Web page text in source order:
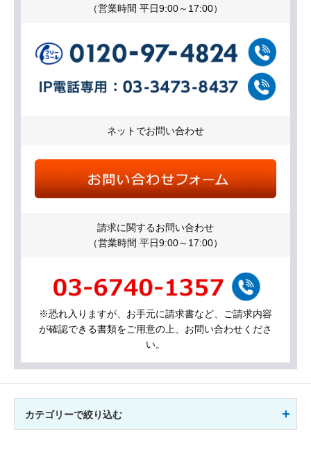
（営業時間 平日9:00～17:00）
ネットでお問い合わせ
請求に関するお問い合わせ
（営業時間 平日9:00～17:00）
※恐れ入りますが、お手元に請求書など、ご請求内容
が確認できる書類をご用意の上、お問い合わせくださ
い。
カテゴリーで絞り込む